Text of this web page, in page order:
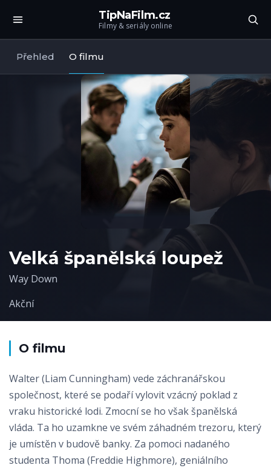
TipNaFilm.cz
Filmy & seriály online
Přehled O filmu
Velká španělská loupež
Way Down
Akční
O filmu
Walter (Liam Cunningham) vede záchranářskou
společnost, které se podaří vylovit vzácný poklad z
vraku historické lodi. Zmocní se ho však španělská
vláda. Ta ho uzamkne ve svém záhadném trezoru, který
je umístěn v budově banky. Za pomoci nadaného
studenta Thoma (Freddie Highmore), geniálního